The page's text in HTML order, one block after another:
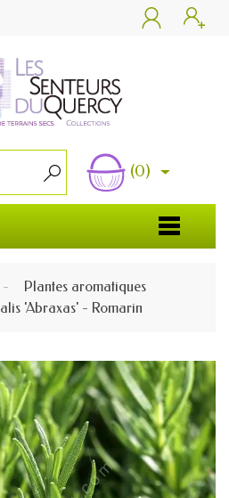
 
 (0)
Plantes aromatiques
'Abraxas' - Romarin